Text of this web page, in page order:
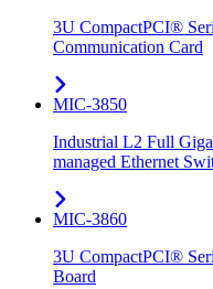
3U CompactPCI®
Communication Card
MIC-3850
Industrial L2 Full
managed Ethernet
MIC-3860
3U CompactPCI®
Board